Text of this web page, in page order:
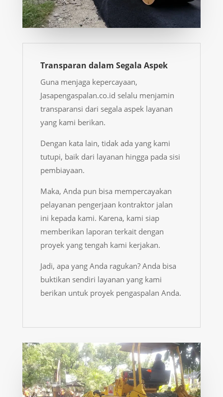
Transparan dalam Segala Aspek
Guna menjaga kepercayaan,
Jasapengaspalan.co.id selalu menjamin
transparansi dari segala aspek layanan
yang kami berikan.
Dengan kata lain, tidak ada yang kami
tutupi, baik dari layanan hingga pada sisi
pembiayaan.
Maka, Anda pun bisa mempercayakan
pelayanan pengerjaan kontraktor jalan
ini kepada kami. Karena, kami siap
memberikan laporan terkait dengan
proyek yang tengah kami kerjakan.
Jadi, apa yang Anda ragukan? Anda bisa
buktikan sendiri layanan yang kami
berikan untuk proyek pengaspalan Anda.